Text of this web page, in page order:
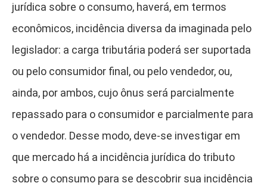
jurídica sobre o consumo, haverá, em termos
econômicos, incidência diversa da imaginada pelo
legislador: a carga tributária poderá ser suportada
ou pelo consumidor final, ou pelo vendedor, ou,
ainda, por ambos, cujo ônus será parcialmente
repassado para o consumidor e parcialmente para
o vendedor. Desse modo, deve-se investigar em
que mercado há a incidência jurídica do tributo
sobre o consumo para se descobrir sua incidência